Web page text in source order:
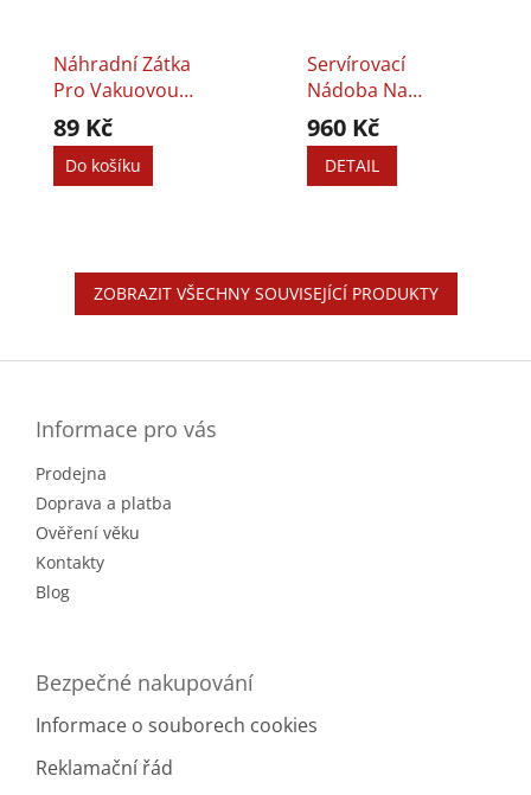
Náhradní Zátka
Pro Vakuovou
Pumpičku - 2 Ks
89 Kč
Do košíku
Servírovací
Nádoba Na
Šampaňské
960 Kč
DETAIL
ZOBRAZIT VŠECHNY SOUVISEJÍCÍ PRODUKTY
Informace pro vás
Prodejna
Doprava a platba
Ověření věku
Kontakty
Blog
Bezpečné nakupování
Informace o souborech cookies
Reklamační řád